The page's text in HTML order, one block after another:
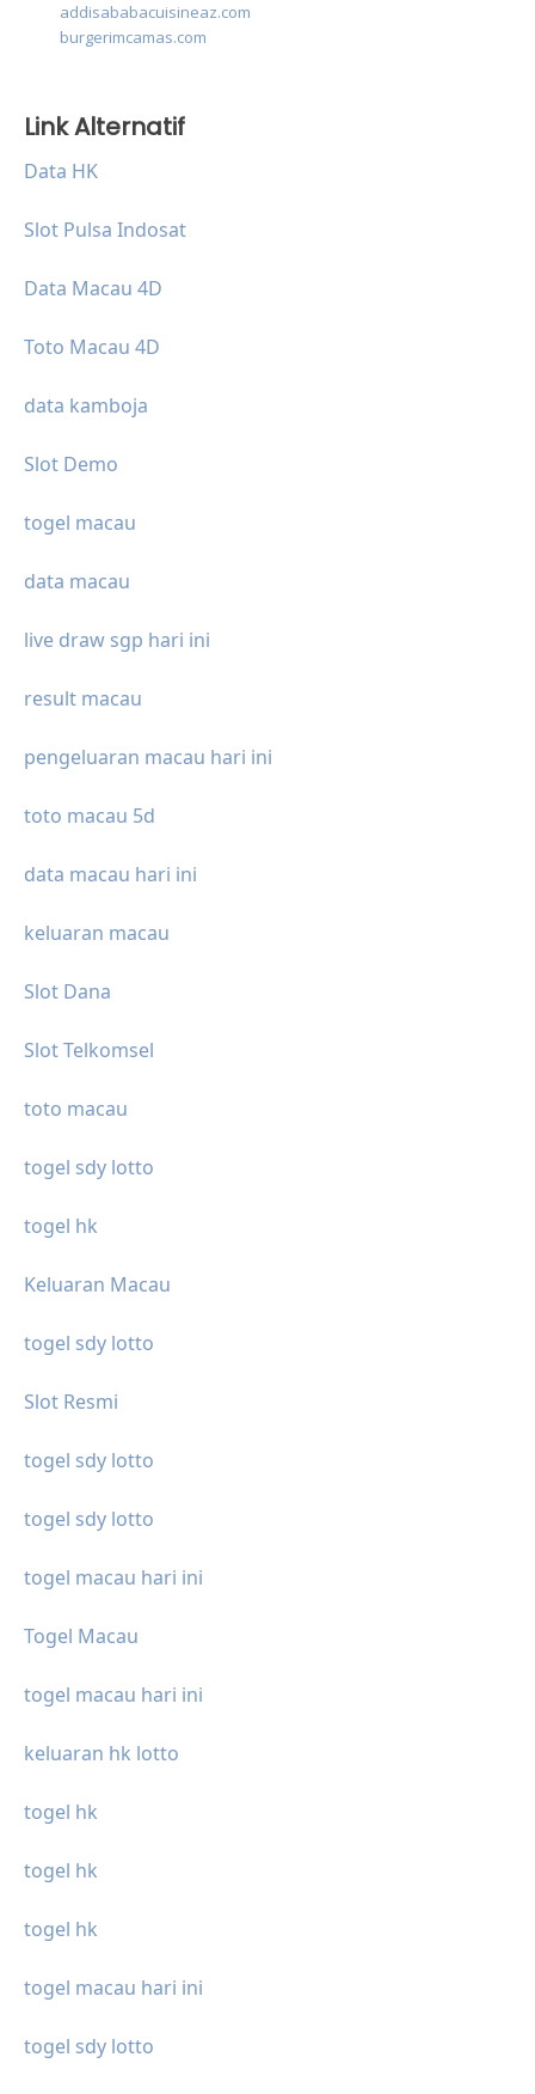
addisababacuisineaz.com
burgerimcamas.com
Link Alternatif
Data HK
Slot Pulsa Indosat
Data Macau 4D
Toto Macau 4D
data kamboja
Slot Demo
togel macau
data macau
live draw sgp hari ini
result macau
pengeluaran macau hari ini
toto macau 5d
data macau hari ini
keluaran macau
Slot Dana
Slot Telkomsel
toto macau
togel sdy lotto
togel hk
Keluaran Macau
togel sdy lotto
Slot Resmi
togel sdy lotto
togel sdy lotto
togel macau hari ini
Togel Macau
togel macau hari ini
keluaran hk lotto
togel hk
togel hk
togel hk
togel macau hari ini
togel sdy lotto